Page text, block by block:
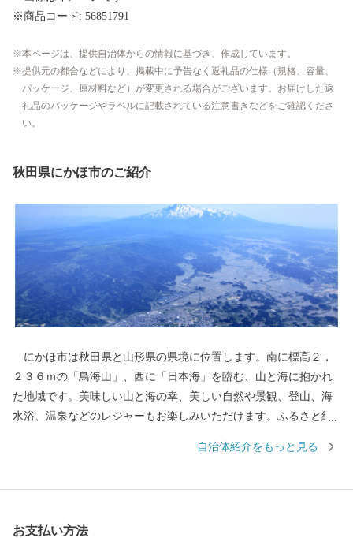
※商品コード: 56851791
本ページは、提供自治体からの情報に基づき、作成しています。
提供元の都合などにより、掲載中に予告なく返礼品の仕様（規格、容量、
パッケージ、原材料など）が変更される場合がございます。お届けした返
礼品のパッケージやラベルに記載されている注意書きなどをご確認くださ
い。
秋田県にかほ市のご紹介
にかほ市は秋田県と山形県の県境に位置します。南に標高２，
２３６ｍの「鳥海山」、西に「日本海」を臨む、山と海に抱かれ
た地域です。美味しい山と海の幸、美しい自然や景観、登山、海
水浴、温泉などのレジャーもお楽しみいただけます。ふるさと納
自治体紹介をもっと見る
お支払い方法